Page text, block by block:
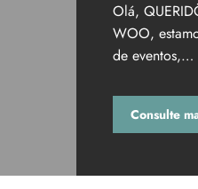
Olá,
WOO,
de eventos,…
Consulte